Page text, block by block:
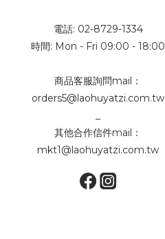
電話: 02-8729-1334
時間: Mon - Fri 09:00 - 18:00
商品客服詢問mail：
orders5@laohuyatzi.com.tw
其他合作信件mail：
mkt1@laohuyatzi.com.tw